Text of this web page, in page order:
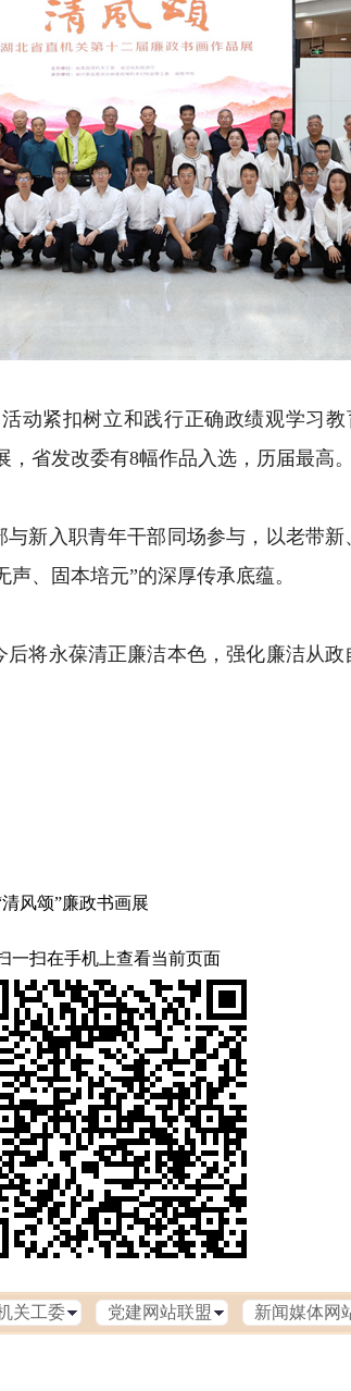
紧扣树立和践行正确政绩观学习教
，省发改委有8幅作品入选，历届最高
入职青年干部同场参与，以老带新
、固本培元”的深厚传承底蕴。
永葆清正廉洁本色，强化廉洁从政
风颂”廉政书画展
一扫在手机上查看当前页面